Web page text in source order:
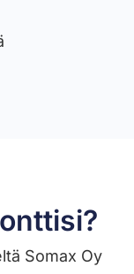
Somax Oy